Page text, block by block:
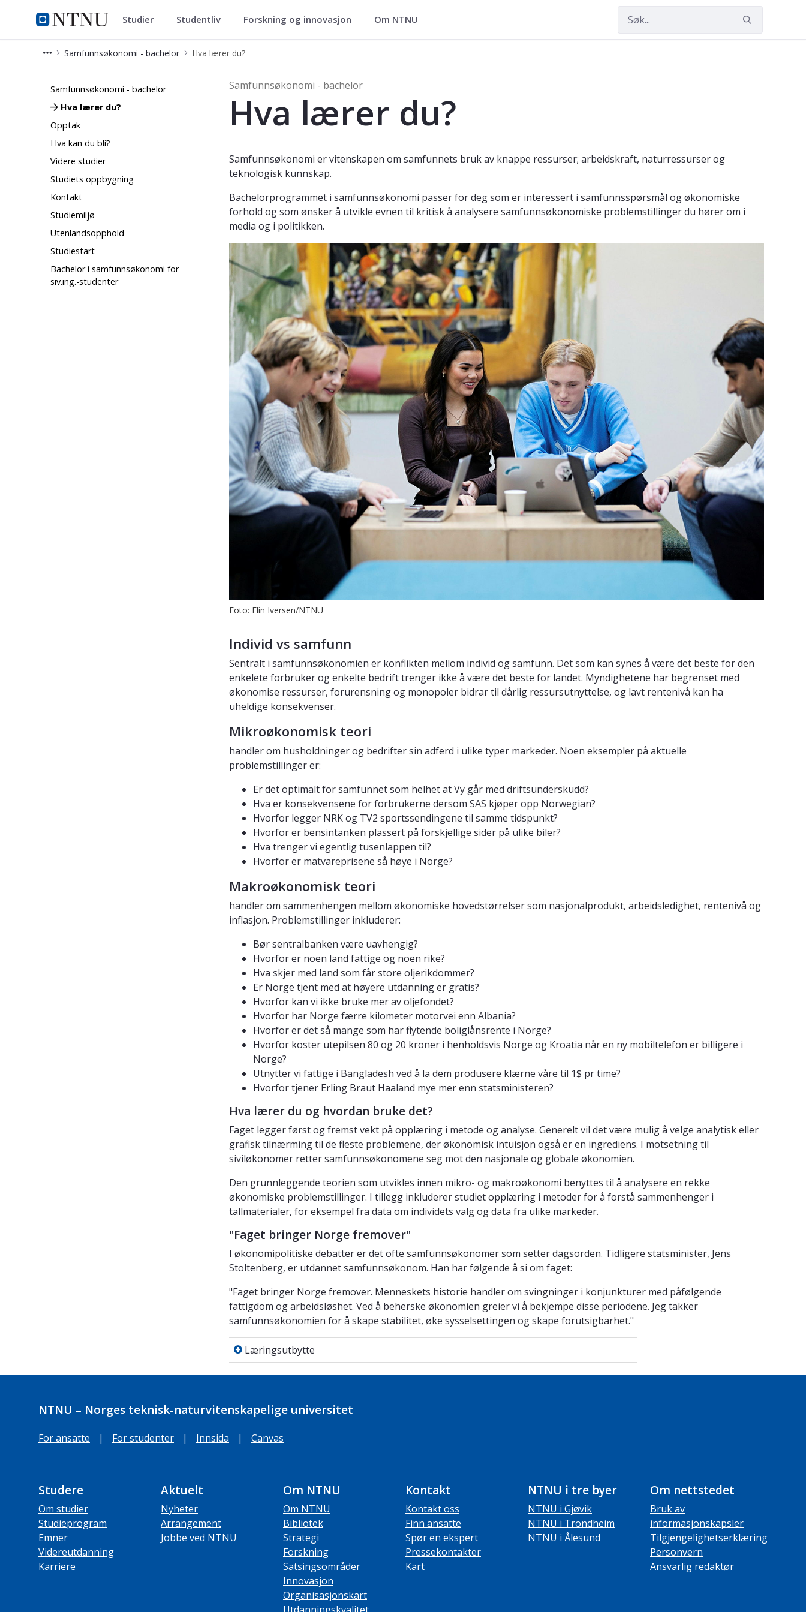
NTNU Hjemmeside
Samfunnsøkonomi - bachelor
Studier Studentliv Forskning og innovasjon Om NTNU
Samfunnsøkonomi - bachelor Hva lærer du?
Samfunnsøkonomi - bachelor
Hva lærer du?
Opptak
Hva kan du bli?
Videre studier
Studiets oppbygning
Kontakt
Studiemiljø
Utenlandsopphold
Studiestart
Bachelor i samfunnsøkonomi for
siv.ing.-studenter
Samfunnsøkonomi - bachelor
Hva lærer du?
Samfunnsøkonomi er vitenskapen om samfunnets bruk av knappe ressurser; arbeidskraft, naturressurser og
teknologisk kunnskap.
Bachelorprogrammet i samfunnsøkonomi passer for deg som er interessert i samfunnsspørsmål og økonomiske
forhold og som ønsker å utvikle evnen til kritisk å analysere samfunnsøkonomiske problemstillinger du hører om i
media og i politikken.
Foto: Elin Iversen/NTNU
Individ vs samfunn
Sentralt i samfunnsøkonomien er konflikten mellom individ og samfunn. Det som kan synes å være det beste for den
enkelete forbruker og enkelte bedrift trenger ikke å være det beste for landet. Myndighetene har begrenset med
økonomise ressurser, forurensning og monopoler bidrar til dårlig ressursutnyttelse, og lavt rentenivå kan ha
uheldige konsekvenser.
Mikroøkonomisk teori
handler om husholdninger og bedrifter sin adferd i ulike typer markeder. Noen eksempler på aktuelle
problemstillinger er:
Er det optimalt for samfunnet som helhet at Vy går med driftsunderskudd?
Hva er konsekvensene for forbrukerne dersom SAS kjøper opp Norwegian?
Hvorfor legger NRK og TV2 sportssendingene til samme tidspunkt?
Hvorfor er bensintanken plassert på forskjellige sider på ulike biler?
Hva trenger vi egentlig tusenlappen til?
Hvorfor er matvareprisene så høye i Norge?
Makroøkonomisk teori
handler om sammenhengen mellom økonomiske hovedstørrelser som nasjonalprodukt, arbeidsledighet, rentenivå og
inflasjon. Problemstillinger inkluderer:
Bør sentralbanken være uavhengig?
Hvorfor er noen land fattige og noen rike?
Hva skjer med land som får store oljerikdommer?
Er Norge tjent med at høyere utdanning er gratis?
Hvorfor kan vi ikke bruke mer av oljefondet?
Hvorfor har Norge færre kilometer motorvei enn Albania?
Hvorfor er det så mange som har flytende boliglånsrente i Norge?
Hvorfor koster utepilsen 80 og 20 kroner i henholdsvis Norge og Kroatia når en ny mobiltelefon er billigere i
Norge?
Utnytter vi fattige i Bangladesh ved å la dem produsere klærne våre til 1$ pr time?
Hvorfor tjener Erling Braut Haaland mye mer enn statsministeren?
Hva lærer du og hvordan bruke det?
Faget legger først og fremst vekt på opplæring i metode og analyse. Generelt vil det være mulig å velge analytisk eller
grafisk tilnærming til de fleste problemene, der økonomisk intuisjon også er en ingrediens. I motsetning til
siviløkonomer retter samfunnsøkonomene seg mot den nasjonale og globale økonomien.
Den grunnleggende teorien som utvikles innen mikro- og makroøkonomi benyttes til å analysere en rekke
økonomiske problemstillinger. I tillegg inkluderer studiet opplæring i metoder for å forstå sammenhenger i
tallmaterialer, for eksempel fra data om individets valg og data fra ulike markeder.
"Faget bringer Norge fremover"
I økonomipolitiske debatter er det ofte samfunnsøkonomer som setter dagsorden. Tidligere statsminister, Jens
Stoltenberg, er utdannet samfunnsøkonom. Han har følgende å si om faget:
"Faget bringer Norge fremover. Menneskets historie handler om svingninger i konjunkturer med påfølgende
fattigdom og arbeidsløshet. Ved å beherske økonomien greier vi å bekjempe disse periodene. Jeg takker
samfunnsøkonomien for å skape stabilitet, øke sysselsettingen og skape forutsigbarhet."
Læringsutbytte
Læringsutbytte
NTNU – Norges teknisk-naturvitenskapelige universitet
For ansatte | For studenter | Innsida | Canvas
Studere
Om studier
Studieprogram
Emner
Videreutdanning
Karriere
Aktuelt
Nyheter
Arrangement
Jobbe ved NTNU
Om NTNU
Om NTNU
Bibliotek
Strategi
Forskning
Satsingsområder
Innovasjon
Organisasjonskart
Kontakt
Kontakt oss
Finn ansatte
Spør en ekspert
Pressekontakter
Kart
NTNU i tre byer
NTNU i Gjøvik
NTNU i Trondheim
NTNU i Ålesund
Om nettstedet
Bruk av
informasjonskapsler
Tilgjengelighetserklæring
Personvern
Ansvarlig redaktør